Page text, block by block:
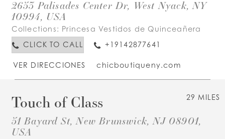
2653 Palisades Center Dr, West Nyack, NY
10994, USA
Collections: Princesa Vestidos de Quinceañera
CLICK TO CALL
+19142877641
VER DIRECCIONES chicboutiqueny.com
29 MILES
Touch of Class
51 Bayard St, New Brunswick, NJ 08901,
USA